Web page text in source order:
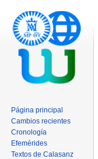
Página principal
Cambios recientes
Cronología
Efemérides
Textos de Calasanz